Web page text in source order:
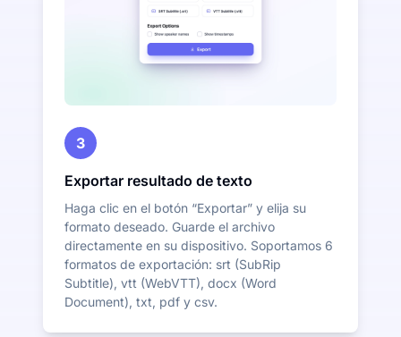
3
Exportar resultado de texto
Haga clic en el botón “Exportar” y elija su
formato deseado. Guarde el archivo
directamente en su dispositivo. Soportamos 6
formatos de exportación: srt (SubRip
Subtitle), vtt (WebVTT), docx (Word
Document), txt, pdf y csv.